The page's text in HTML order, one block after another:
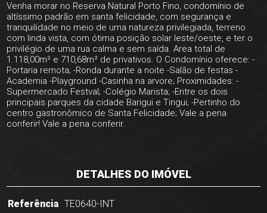
Venha morar no Reserva Natural Porto Fino, condomínio de
altíssimo padrão em santa felicidade, com segurança e
tranquilidade no meio de uma natureza privilegiada, terreno
com linda vista, com ótima posição solar leste/oeste, e ter o
privilégio de uma rua calma e sem saída. Area total de
1.118,00m² e 710,68m² de privativos. O Condomínio oferece: -
Portaria remota; -Ronda durante a noite -Salão de festas -
Academia -Playground -Casinha na arvore; Proximidades: -
Supermercado Festval; -Colégio Marista; -Entre os dois
principais parques da cidade Barigui e Tingui; -Pertinho do
centro gastronômico de Santa Felicidade; Vale a pena
conferir! Vale a pena conferir.
DETALHES DO IMÓVEL
Referência TE0640-INT